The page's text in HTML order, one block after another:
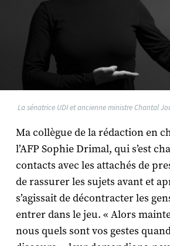
La sénatrice UDI et ancienne ministre Chantal
Ma collègue de la rédaction en
l’AFP Sophie Drimal, qui s’est
contacts avec les attachés de
de rassurer les sujets avant et
s’agissait de décontracter les
entrer dans le jeu. « Alors
nous quels sont vos gestes